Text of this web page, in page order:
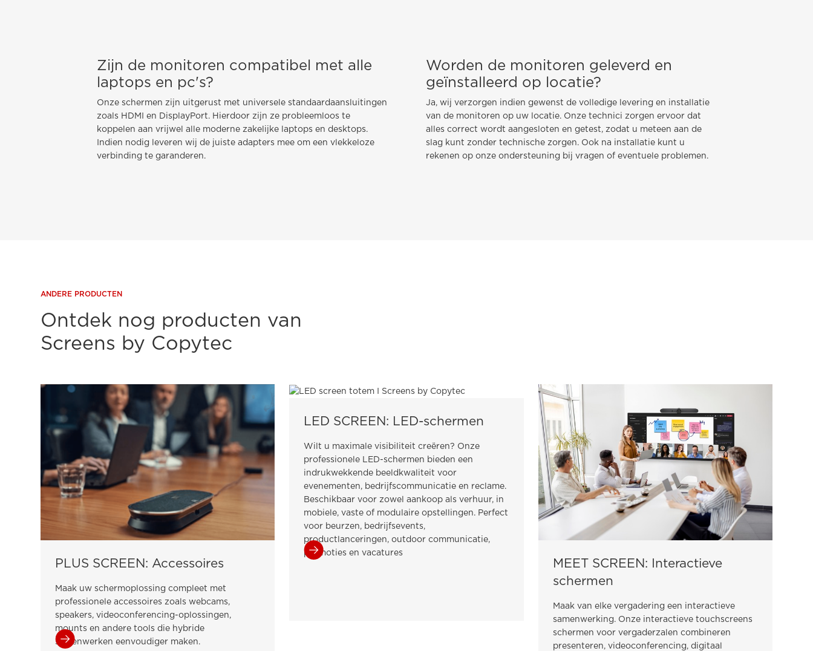
Zijn de monitoren compatibel met alle
laptops en pc's?
Onze schermen zijn uitgerust met universele standaardaansluitingen
zoals HDMI en DisplayPort. Hierdoor zijn ze probleemloos te
koppelen aan vrijwel alle moderne zakelijke laptops en desktops.
Indien nodig leveren wij de juiste adapters mee om een vlekkeloze
verbinding te garanderen.
Worden de monitoren geleverd en
geïnstalleerd op locatie?
Ja, wij verzorgen indien gewenst de volledige levering en installatie
van de monitoren op uw locatie. Onze technici zorgen ervoor dat
alles correct wordt aangesloten en getest, zodat u meteen aan de
slag kunt zonder technische zorgen. Ook na installatie kunt u
rekenen op onze ondersteuning bij vragen of eventuele problemen.
ANDERE PRODUCTEN
Ontdek nog producten van
Screens by Copytec
PLUS SCREEN: Accessoires
Maak uw schermoplossing compleet met
professionele accessoires zoals webcams,
speakers, videoconferencing-oplossingen,
mounts en andere tools die hybride
samenwerken eenvoudiger maken.
LED SCREEN: LED-schermen
Wilt u maximale visibiliteit creëren? Onze
professionele LED-schermen bieden een
indrukwekkende beeldkwaliteit voor
evenementen, bedrijfscommunicatie en reclame.
Beschikbaar voor zowel aankoop als verhuur, in
mobiele, vaste of modulaire opstellingen. Perfect
voor beurzen, bedrijfsevents,
productlanceringen, outdoor communicatie,
promoties en vacatures
MEET SCREEN: Interactieve
schermen
Maak van elke vergadering een interactieve
samenwerking. Onze interactieve touchscreens
schermen voor vergaderzalen combineren
presenteren, videoconferencing, digitaal